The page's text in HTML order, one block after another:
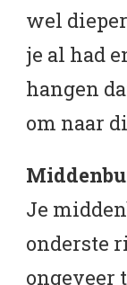
wel
je al had
hangen
om naar
Je
onderste
ongeveer